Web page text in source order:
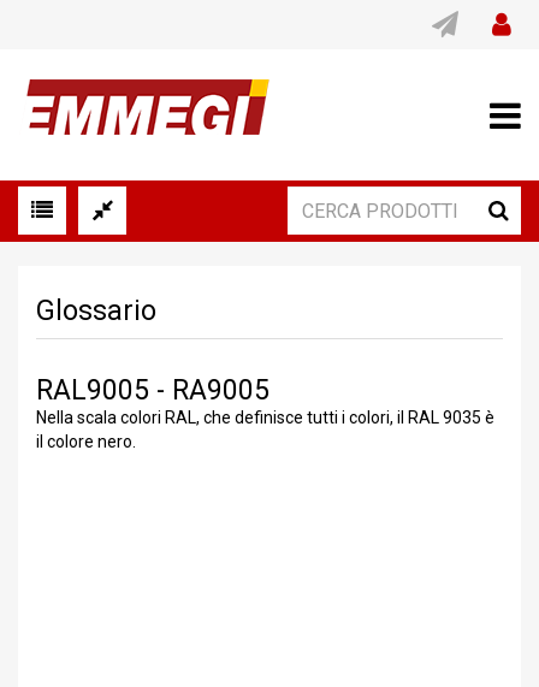
Glossario
RAL9005 - RA9005
Nella scala colori RAL, che definisce tutti i colori, il RAL 9035 è
il colore nero.